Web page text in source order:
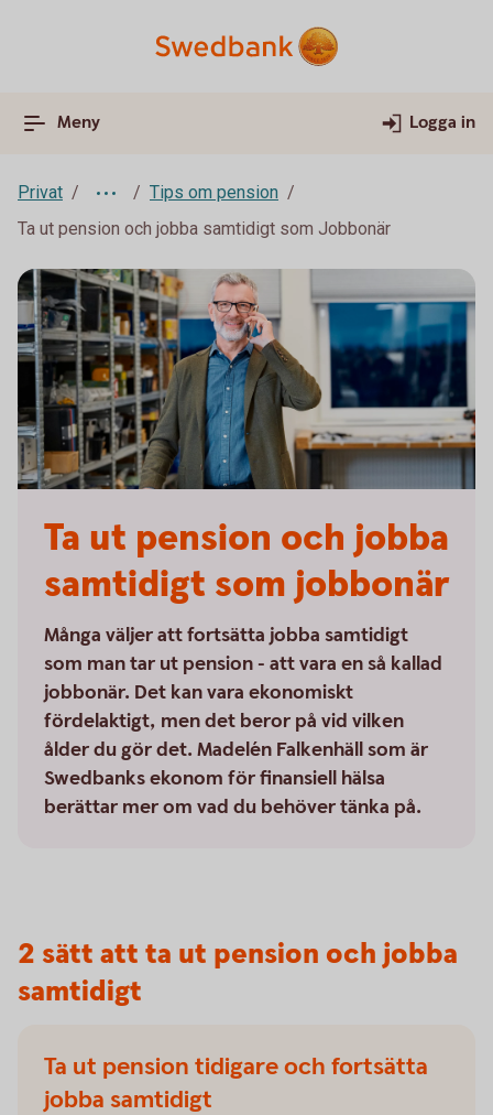
Meny Logga in
Privat
Tips om pension
Ta ut pension och jobba samtidigt som Jobbonär
Ta ut pension och jobba
samtidigt som jobbonär
Många väljer att fortsätta jobba samtidigt
som man tar ut pension - att vara en så kallad
jobbonär. Det kan vara ekonomiskt
fördelaktigt, men det beror på vid vilken
ålder du gör det. Madelén Falkenhäll som är
Swedbanks ekonom för finansiell hälsa
berättar mer om vad du behöver tänka på.
2 sätt att ta ut pension och jobba
samtidigt
Ta ut pension tidigare och fortsätta
jobba samtidigt